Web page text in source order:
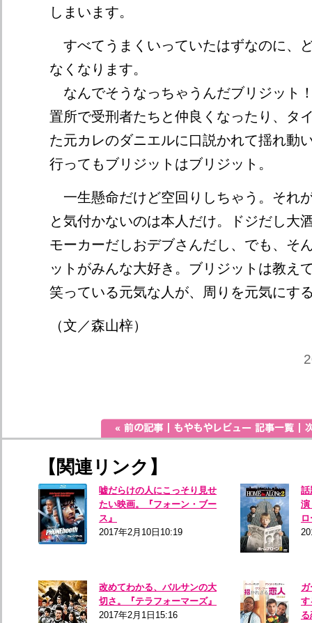
しまいます。
すべてうまくいっていたはずなのに、
なくなります。
なんでそうなっちゃうんだブリジット
置所で受刑者たちと仲良くなったり、タ
た元カレのダニエルに口説かれて揺れ動
行ってもブリジットはブリジット。
一生懸命だけど空回りしちゃう。それ
と気付かないのは本人だけ。ドジだし大
モーカーだしおデブさんだし、でも、そ
ットがみんな大好き。ブリジットは教え
笑っている元気な人が、周りを元気にす
（文／森山梓）
【関連リンク】
嘘だらけの人にこっそり見せ
たい映画。『フォーン・ブー
ス』
2017年2月10日10:19
話
改めてわかる、バルサンの大
切さ。『テラフォーマーズ』
2017年2月1日15:16
す